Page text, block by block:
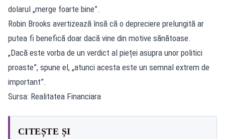
dolarul „merge foarte bine”.
Robin Brooks avertizează însă că o depreciere prelungită ar
putea fi benefică doar dacă vine din motive sănătoase.
„Dacă este vorba de un verdict al pieței asupra unor politici
proaste”, spune el, „atunci acesta este un semnal extrem de
important”.
Sursa: Realitatea Financiara
CITEȘTE ȘI